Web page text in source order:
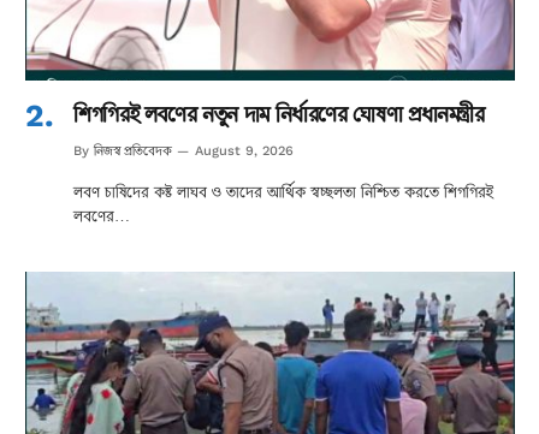
শিগগিরই লবণের নতুন দাম নির্ধারণের ঘোষণা প্রধানমন্ত্রীর
By নিজস্ব প্রতিবেদক August 9, 2026
লবণ চাষিদের কষ্ট লাঘব ও তাদের আর্থিক স্বচ্ছলতা নিশ্চিত করতে শিগগিরই
লবণের…